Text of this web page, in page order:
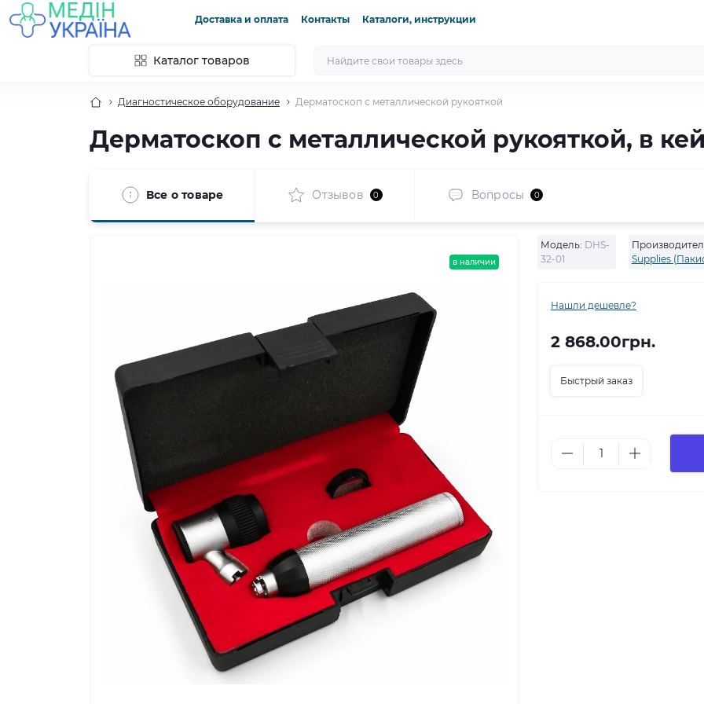
Доставка и оплата Контакты Каталоги, инструкции
Каталог товаров
Диагностическое оборудование Дерматоскоп с металлической рукояткой
Дерматоскоп с металлической рукояткой, в
Все о товаре Отзывов 0 Вопросы 0
в наличии
Модель: DHS-
32-01
Supplies
Нашли дешевле?
2 868.00грн.
Быстрый заказ